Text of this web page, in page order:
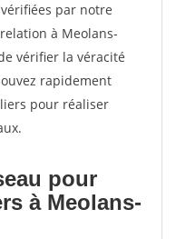
par notre
à Meolans-
vérifier la véracité
rapidement
pour réaliser
pour
à Meolans-